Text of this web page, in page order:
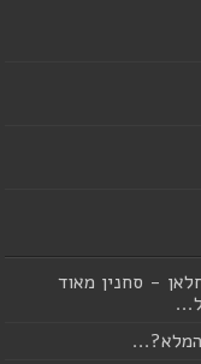
- סחנין מאוד